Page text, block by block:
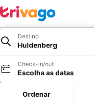
Destino
Huldenberg
Check-in/out
Escolha as datas
Ordenar